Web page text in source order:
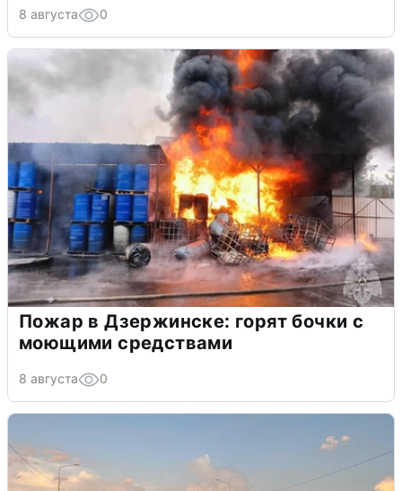
8 августа 0
Пожар в Дзержинске: горят бочки с
моющими средствами
8 августа 0